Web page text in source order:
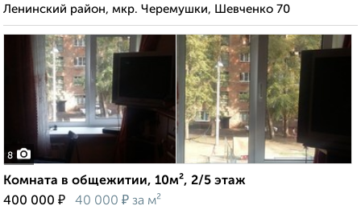
Ленинский район, мкр. Черемушки, Шевченко 70
8
Комната в общежитии, 10м², 2/5 этаж
400 000 ₽ 40 000 ₽ за м²